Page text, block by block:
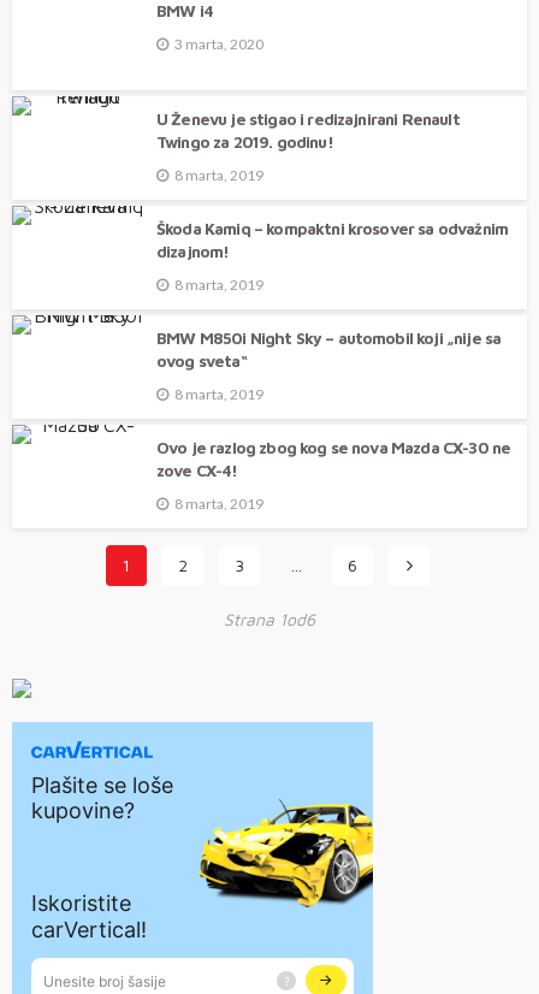
BMW i4
3 marta, 2020
U Ženevu je stigao i redizajnirani Renault
Twingo za 2019. godinu!
8 marta, 2019
Škoda Kamiq – kompaktni krosover sa odvažnim
dizajnom!
8 marta, 2019
BMW M850i Night Sky – automobil koji „nije sa
ovog sveta“
8 marta, 2019
Ovo je razlog zbog kog se nova Mazda CX-30 ne
zove CX-4!
8 marta, 2019
1 2 3 6
Strana 1od6